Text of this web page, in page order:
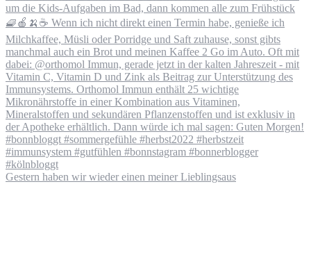
Gestern haben wir wieder einen meiner Lieblingsaus